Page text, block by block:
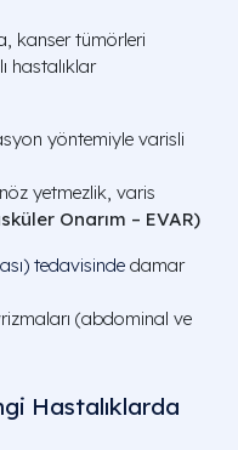
kanser tümörleri
hastalıklar
yöntemiyle varisli
yetmezlik, varis
Onarım – EVAR)
tedavisinde damar
(abdominal ve
Hastalıklarda